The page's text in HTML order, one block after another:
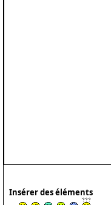
Insérer des éléments